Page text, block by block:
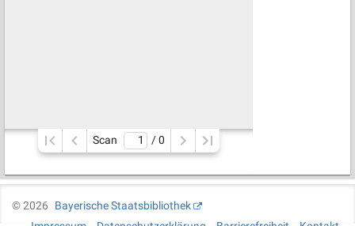
Scan / 0
©2026
Bayerische Staatsbibliothek